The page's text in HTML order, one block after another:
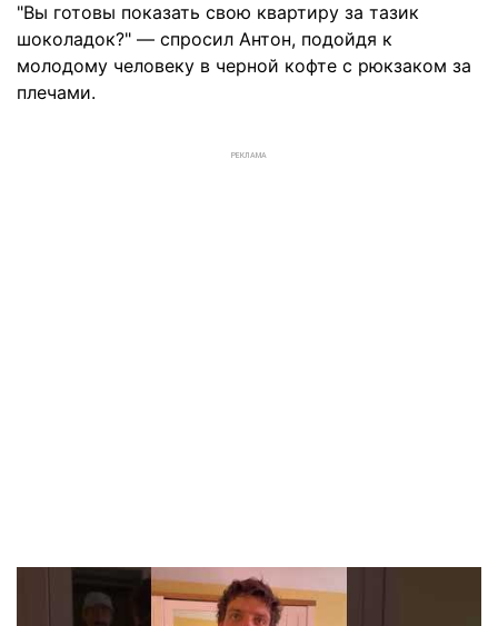
"Вы готовы показать свою квартиру за тазик
шоколадок?" — спросил Антон, подойдя к
молодому человеку в черной кофте с рюкзаком за
плечами.
РЕКЛАМА